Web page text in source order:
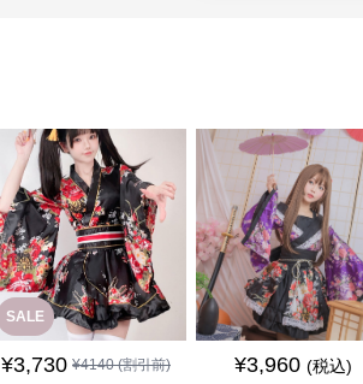
SALE
¥3,730 ¥4140(割引前) ¥3,960 (税込)